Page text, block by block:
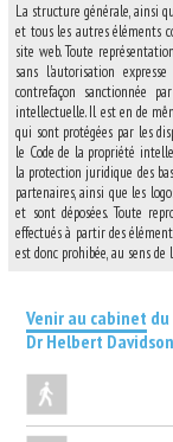
La structure générale, ainsi
et tous les autres éléments
site web. Toute
sans l'autorisation
contrefaçon sanctionnée
intellectuelle. Il est en de
qui sont protégées par les
le Code de la propriété
la protection juridique des
partenaires, ainsi que les
et sont déposées. Toute
effectués à partir des
est donc prohibée, au sens
Venir au cabinet du
Dr Helbert Davidson